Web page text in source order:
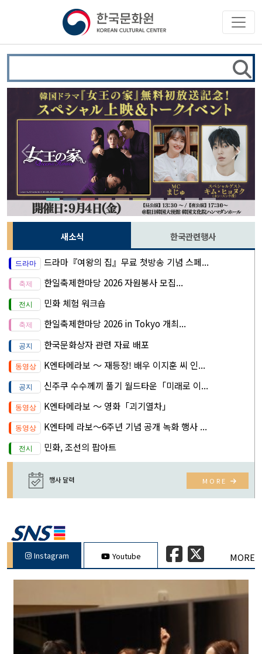
Previous Next
새소식 한국관련행사
드라마『여왕의 집』무료 첫방송 기념 스페...
한일축제한마당 2026 자원봉사 모집...
민화 체험 워크숍
한일축제한마당 2026 in Tokyo 개최...
한국문화상자 관련 자료 배포
K엔타메라보 ～ 재등장! 배우 이지훈 씨 인...
신주쿠 수수께끼 풀기 월드타운「미래로 이...
K엔타메라보 ～ 영화「괴기열차」
K엔타메 라보～6주년 기념 공개 녹화 행사 ...
민화, 조선의 팝아트
행사 달력 MORE
Instagram Youtube MORE